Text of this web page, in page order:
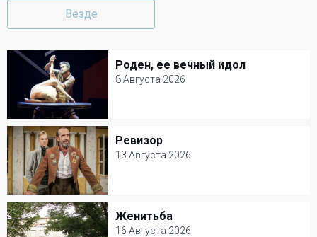
Везде
Роден, ее вечный идол
8 Августа 2026
Роден, ее вечный идол
8 Августа 2026
Александринский театр
Балет и Танец
Ревизор
13 Августа 2026
Ревизор
13 Августа 2026
Современник
Комедия
Женитьба
16 Августа 2026
Женитьба